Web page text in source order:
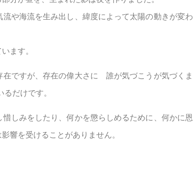
や海流を生み出し、緯度によって太陽の動きが変わ
ます。
ですが、存在の偉大さに 誰が気づこうが気づくま
だけです。
しみをしたり、何かを懲らしめるために、何かに恩
響を受けることがありません。